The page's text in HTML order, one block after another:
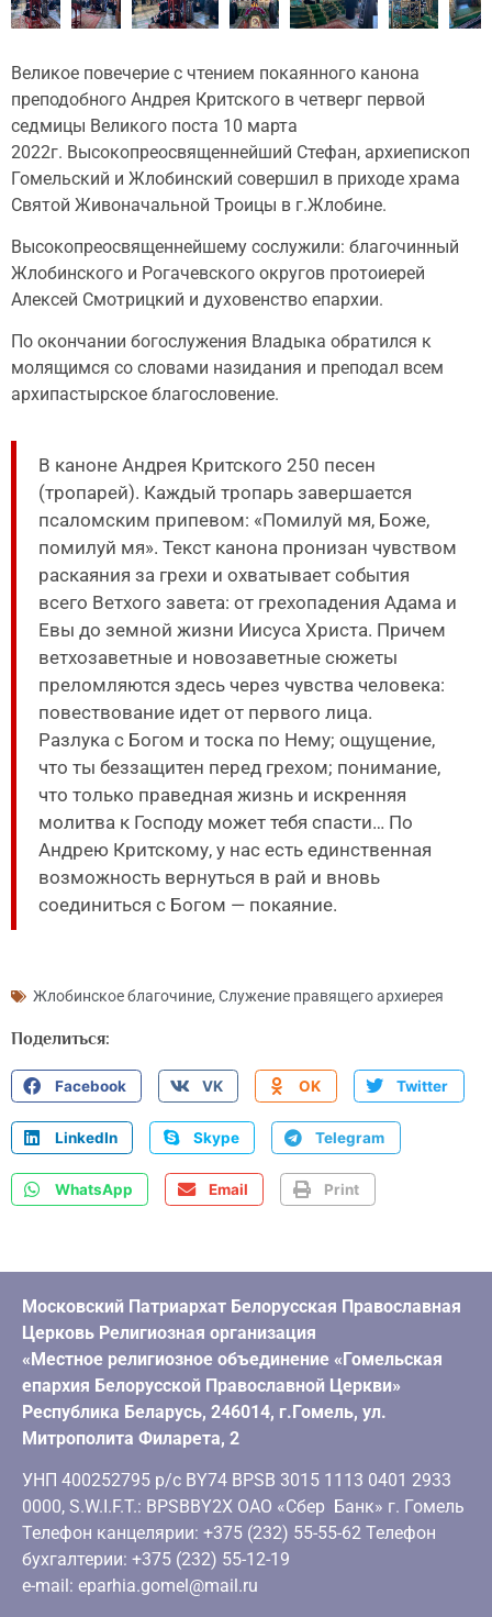
Великое повечерие с чтением покаянного канона
преподобного Андрея Критского в четверг первой
седмицы Великого поста 10 марта
2022г. Высокопреосвященнейший Стефан, архиепископ
Гомельский и Жлобинский совершил в приходе храма
Святой Живоначальной Троицы в г.Жлобине.
Высокопреосвященнейшему сослужили: благочинный
Жлобинского и Рогачевского округов протоиерей
Алексей Смотрицкий и духовенство епархии.
По окончании богослужения Владыка обратился к
молящимся со словами назидания и преподал всем
архипастырское благословение.
В каноне Андрея Критского 250 песен
(тропарей). Каждый тропарь завершается
псаломским припевом: «Помилуй мя, Боже,
помилуй мя». Текст канона пронизан чувством
раскаяния за грехи и охватывает события
всего Ветхого завета: от грехопадения Адама и
Евы до земной жизни Иисуса Христа. Причем
ветхозаветные и новозаветные сюжеты
преломляются здесь через чувства человека:
повествование идет от первого лица.
Разлука с Богом и тоска по Нему; ощущение,
что ты беззащитен перед грехом; понимание,
что только праведная жизнь и искренняя
молитва к Господу может тебя спасти… По
Андрею Критскому, у нас есть единственная
возможность вернуться в рай и вновь
соединиться с Богом — покаяние.
Жлобинское благочиние, Служение правящего архиерея
Поделиться:
Facebook VK OK Twitter
LinkedIn Skype Telegram
WhatsApp Email Print
Московский Патриархат Белорусская Православная
Церковь Религиозная организация
«Местное религиозное объединение «Гомельская
епархия Белорусской Православной Церкви»
Республика Беларусь, 246014, г.Гомель, ул.
Митрополита Филарета, 2
УНП 400252795 р/с BY74 BPSB 3015 1113 0401 2933
0000, S.W.I.F.T.: BPSBBY2X ОАО «Сбер Банк» г. Гомель
Телефон канцелярии: +375 (232) 55-55-62 Телефон
бухгалтерии: +375 (232) 55-12-19
e-mail: eparhia.gomel@mail.ru